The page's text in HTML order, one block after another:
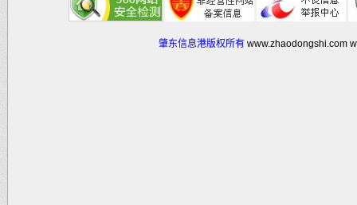
肇东信息港版权所有 www.zhaodongshi.com